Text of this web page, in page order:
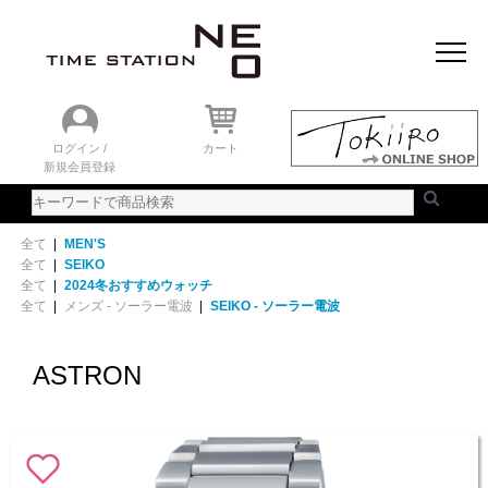
ログイン /
新規会員登録
カート
全て | MEN'S
全て | SEIKO
全て | 2024冬おすすめウォッチ
全て | メンズ - ソーラー電波 | SEIKO - ソーラー電波
ASTRON
おすすめアイテム
ニュース＆トピック
時計を探す
ランキング
ご利用ガイド